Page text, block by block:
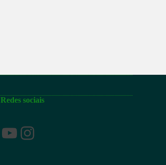
Redes sociais
Youtube
Instagram